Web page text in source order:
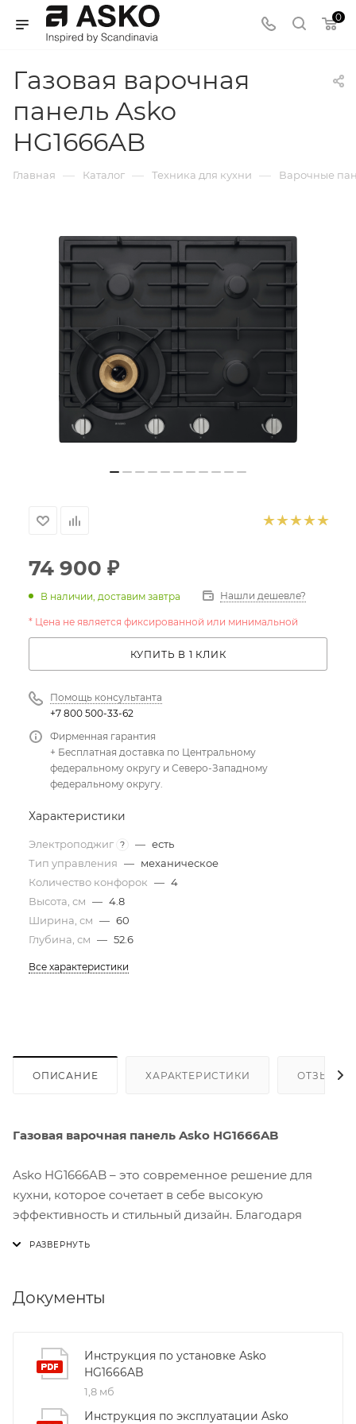
0
Газовая варочная
панель Asko
HG1666AB
Главная — Каталог — Техника для кухни — Варочные
74 900 ₽
В наличии, доставим завтра Нашли дешевле?
* Цена не является фиксированной или минимальной
КУПИТЬ В 1 КЛИК
Помощь консультанта
+7 800 500-33-62
Фирменная гарантия
+ Бесплатная доставка по Центральному
федеральному округу и Северо-Западному
федеральному округу.
Характеристики
Электроподжиг ? — есть
Тип управления — механическое
Количество конфорок — 4
Высота, см — 4.8
Ширина, см — 60
Глубина, см — 52.6
Все характеристики
ОПИСАНИЕ ХАРАКТЕРИСТИКИ ОТЗЫВЫ
Газовая варочная панель Asko HG1666AB
Asko HG1666AB – это современное решение для
кухни, которое сочетает в себе высокую
эффективность и стильный дизайн. Благодаря
передняя правая – обычная, задние левые и правые
зоны – нормальная и малая соответственно. Такая
комбинация позволяет одновременно готовить
несколько блюд разного типа, не перегружая кухню.
Документы
Инструкция по установке Asko
HG1666AB
1,8 мб
Инструкция по эксплуатации Asko